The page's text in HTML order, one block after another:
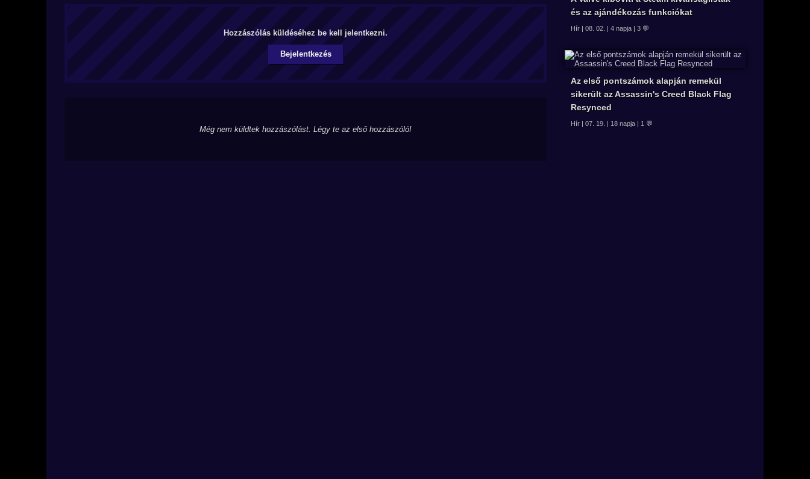
Hozzászólás küldéséhez be kell jelentkezni.
Bejelentkezés
Még nem küldtek hozzászólást. Légy te az első hozzászóló!
és az ajándékozás funkciókat
Hír | 08. 02. | 4 napja | 3 💬
Az első pontszámok alapján remekül
sikerült az Assassin's Creed Black Flag
Resynced
Hír | 07. 19. | 18 napja | 1 💬